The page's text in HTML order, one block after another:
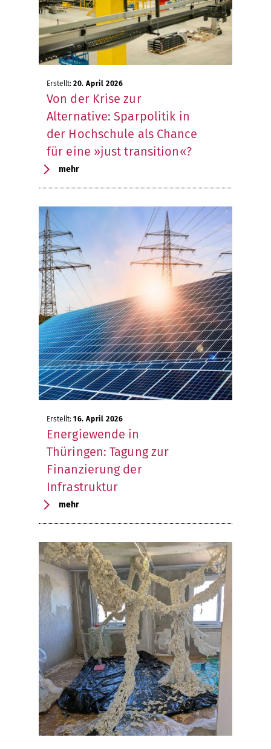
Erstellt: 20. April 2026
Von der Krise zur
Alternative: Sparpolitik in
der Hochschule als Chance
für eine »just transition«?
mehr
Erstellt: 16. April 2026
Energiewende in
Thüringen: Tagung zur
Finanzierung der
Infrastruktur
mehr